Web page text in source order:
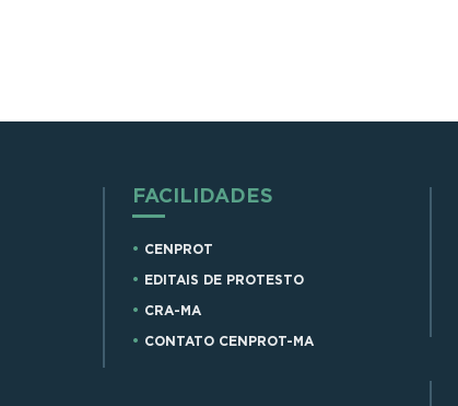
FACILIDADES
CENPROT
EDITAIS DE PROTESTO
CRA-MA
CONTATO CENPROT-MA